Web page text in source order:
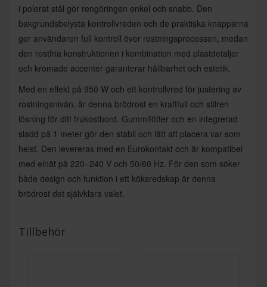
i polerat stål gör rengöringen enkel och snabb. Den
bakgrundsbelysta kontrollvreden och de praktiska knapparna
ger användaren full kontroll över rostningsprocessen, medan
den rostfria konstruktionen i kombination med plastdetaljer
och kromade accenter garanterar hållbarhet och estetik.
Med en effekt på 950 W och ett kontrollvred för justering av
rostningsnivån, är denna brödrost en kraftfull och stilren
lösning för ditt frukostbord. Gummifötter och en integrerad
sladd på 1 meter gör den stabil och lätt att placera var som
helst. Den levereras med en Eurokontakt och är kompatibel
med elnät på 220–240 V och 50/60 Hz. För den som söker
både design och funktion i ett köksredskap är denna
brödrost det självklara valet.
Tillbehör